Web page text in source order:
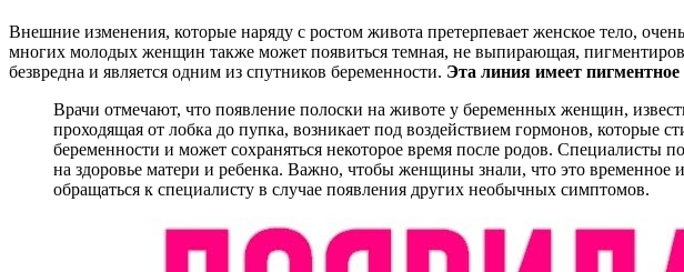
Внешние изменения, которые наряду с ростом живота претерпевает женское тело,
многих молодых женщин также может появиться темная, не выпирающая,
безвредна и является одним из спутников беременности. Эта линия имеет
Врачи отмечают, что появление полоски на животе у беременных женщин,
проходящая от лобка до пупка, возникает под воздействием гормонов,
беременности и может сохраняться некоторое время после родов. Специалисты
на здоровье матери и ребенка. Важно, чтобы женщины знали, что это
обращаться к специалисту в случае появления других необычных симптомов.